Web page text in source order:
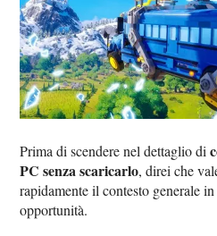
Prima di scendere nel dettaglio di
PC senza scaricarlo, direi che
rapidamente il contesto generale
opportunità.